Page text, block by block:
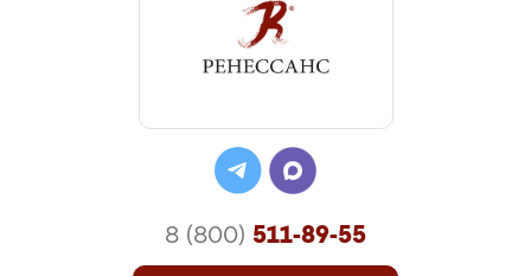
8 (800) 511-89-55